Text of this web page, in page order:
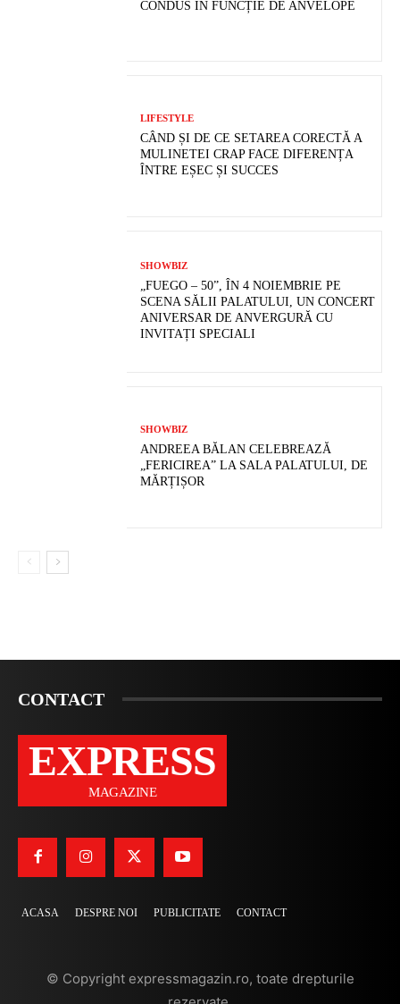
CONDUS ÎN FUNCȚIE DE ANVELOPE
LIFESTYLE
CÂND ȘI DE CE SETAREA CORECTĂ A
MULINETEI CRAP FACE DIFERENȚA
ÎNTRE EȘEC ȘI SUCCES
SHOWBIZ
„FUEGO – 50”, ÎN 4 NOIEMBRIE PE
SCENA SĂLII PALATULUI, UN CONCERT
ANIVERSAR DE ANVERGURĂ CU
INVITAȚI SPECIALI
SHOWBIZ
ANDREEA BĂLAN CELEBREAZĂ
„FERICIREA” LA SALA PALATULUI, DE
MĂRȚIȘOR
CONTACT
EXPRESS
MAGAZINE
ACASA DESPRE NOI PUBLICITATE CONTACT
© Copyright expressmagazin.ro, toate drepturile